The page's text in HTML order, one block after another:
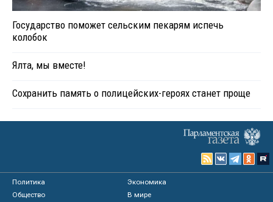
Государство поможет сельским пекарям испечь
колобок
Ялта, мы вместе!
Сохранить память о полицейских-героях станет проще
Политика
Экономика
Общество
В мире